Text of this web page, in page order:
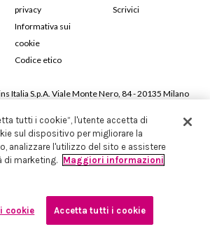
privacy
Informativa sui
cookie
Codice etico
Scrivici
Italia S.p.A. Viale Monte Nero, 84 - 20135 Milano
delle imprese nr.198004 e REA nr.1051898
tutti i cookie”, l'utente accetta di
sul dispositivo per migliorare la
analizzare l'utilizzo del sito e assistere
di marketing. Maggiori informazioni
cookie Accetta tutti i cookie